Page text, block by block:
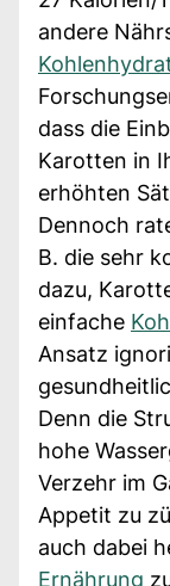
andere
dass die
Karotten in
erhöhten
Dennoch
B. die sehr
dazu,
einfache
Ansatz
Denn die
hohe
Verzehr im
Appetit zu
auch dabei
Ernährung